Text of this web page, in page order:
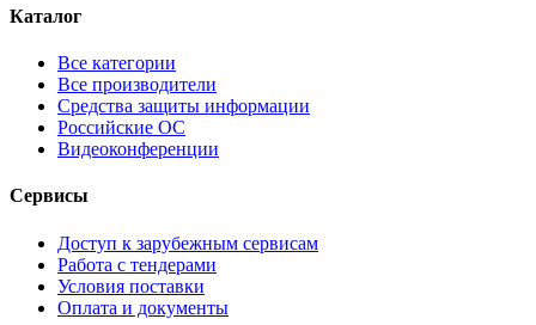
Каталог
Все категории
Все производители
Средства защиты информации
Российские ОС
Видеоконференции
Сервисы
Доступ к зарубежным сервисам
Работа с тендерами
Условия поставки
Оплата и документы